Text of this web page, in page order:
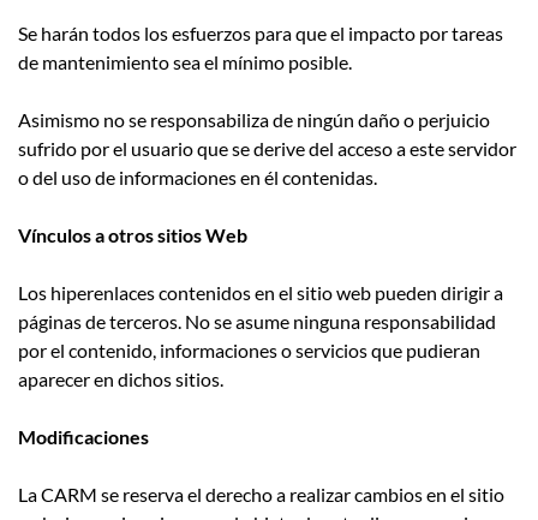
Se harán todos los esfuerzos para que el impacto por tareas
de mantenimiento sea el mínimo posible.
Asimismo no se responsabiliza de ningún daño o perjuicio
sufrido por el usuario que se derive del acceso a este servidor
o del uso de informaciones en él contenidas.
Vínculos a otros sitios Web
Los hiperenlaces contenidos en el sitio web pueden dirigir a
páginas de terceros. No se asume ninguna responsabilidad
por el contenido, informaciones o servicios que pudieran
aparecer en dichos sitios.
Modificaciones
La CARM se reserva el derecho a realizar cambios en el sitio